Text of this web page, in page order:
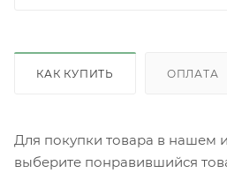
КАК КУПИТЬ ОПЛАТА
Для покупки товара в нашем
выберите понравившийся